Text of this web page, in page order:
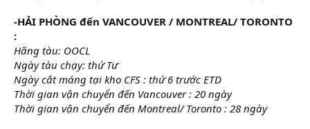
-HẢI PHÒNG đến VANCOUVER / MONTREAL/ TORONTO
:
Hãng tàu: OOCL
Ngày tàu chạy: thứ Tư
Ngày cắt máng tại kho CFS : thứ 6 trước ETD
Thời gian vận chuyển đến Vancouver : 20 ngày
Thời gian vận chuyển đến Montreal/ Toronto : 28 ngày